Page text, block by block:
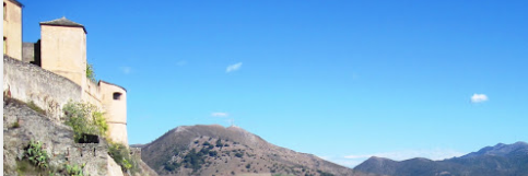
São os famosos gnomos de Wroclaw.
Os gnomos são centenas - a guia do walking tour mencionou que
ultrapassavam mil, mas creio que estava exagerando, o número deve
estar na casa dos setecentos. Seu número continua crescendo à
medida que mais estatuazinhas são adicionadas nas calçadas.